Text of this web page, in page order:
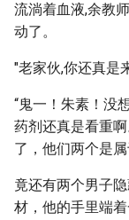
流淌着血液,余教
动了。
"老家伙,你还真是
“鬼一！朱素！没
药剂还真是看重
了，他们两个是
竟还有两个男子
材，他的手里端